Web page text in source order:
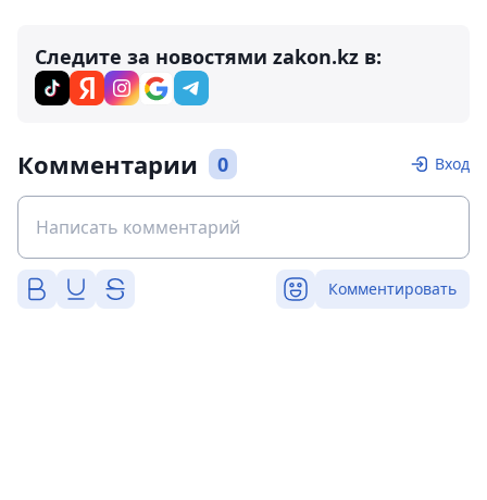
Следите за новостями zakon.kz в:
Комментарии 0 Вход
Комментировать